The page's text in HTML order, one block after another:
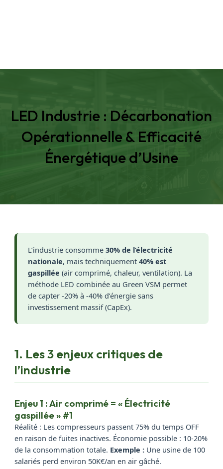
LED Industrie : Décarbonation
Opérationnelle & Efficacité
Énergétique d’Usine
L’industrie consomme30% de l’électricité
nationale, mais techniquement40% est
gaspillée (air comprimé, chaleur, ventilation). La
méthode LED combinée au Green VSM permet
de capter -20% à -40% d’énergie sans
investissement massif (CapEx).
1. Les 3 enjeux critiques de
l’industrie
Enjeu 1 : Air comprimé = « Électricité
gaspillée » #1
Réalité : Les compresseurs passent 75% du temps OFF
en raison de fuites inactives. Économie possible : 10-20%
de la consommation totale. Exemple : Une usine de 100
salariés perd environ 50K€/an en air gâché.